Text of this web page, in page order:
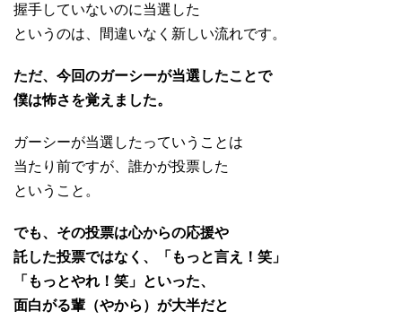
握手していないのに当選した
というのは、間違いなく新しい流れです。
ただ、今回のガーシーが当選したことで
僕は怖さを覚えました。
ガーシーが当選したっていうことは
当たり前ですが、誰かが投票した
ということ。
でも、その投票は心からの応援や
託した投票ではなく、「もっと言え！笑」
「もっとやれ！笑」といった、
面白がる輩（やから）が大半だと